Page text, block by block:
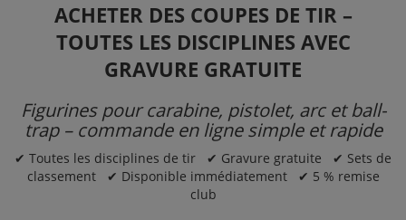
ACHETER DES COUPES DE TIR –
TOUTES LES DISCIPLINES AVEC
GRAVURE GRATUITE
Figurines pour carabine, pistolet, arc et ball-
trap – commande en ligne simple et rapide
✔ Toutes les disciplines de tir ✔ Gravure gratuite ✔ Sets de
classement ✔ Disponible immédiatement ✔ 5 % remise
club